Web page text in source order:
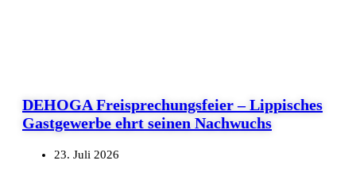
DEHOGA Freisprechungsfeier – Lippisches
Gastgewerbe ehrt seinen Nachwuchs
23. Juli 2026